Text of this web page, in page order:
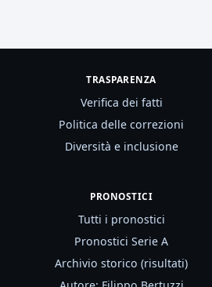
TRASPARENZA
Verifica dei fatti
Politica delle correzioni
Diversità e inclusione
PRONOSTICI
Tutti i pronostici
Pronostici Serie A
Archivio storico (risultati)